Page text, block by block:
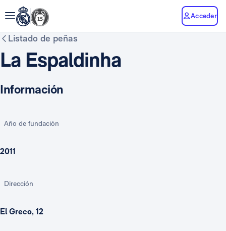
Acceder
Listado de peñas
La Espaldinha
Información
Año de fundación
2011
Dirección
El Greco, 12